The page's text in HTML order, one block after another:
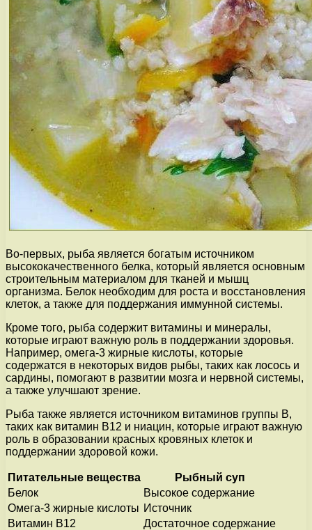
Во-первых, рыба является богатым источником
высококачественного белка, который является основным
строительным материалом для тканей и мышц
организма. Белок необходим для роста и восстановления
клеток, а также для поддержания иммунной системы.
Кроме того, рыба содержит витамины и минералы,
которые играют важную роль в поддержании здоровья.
Например, омега-3 жирные кислоты, которые
содержатся в некоторых видов рыбы, таких как лосось и
сардины, помогают в развитии мозга и нервной системы,
а также улучшают зрение.
Рыба также является источником витаминов группы В,
таких как витамин В12 и ниацин, которые играют важную
роль в образовании красных кровяных клеток и
поддержании здоровой кожи.
Питательные вещества
Рыбный суп
Белок
Высокое содержание
Омега-3 жирные кислоты Источник
Витамин В12
Достаточное содержание